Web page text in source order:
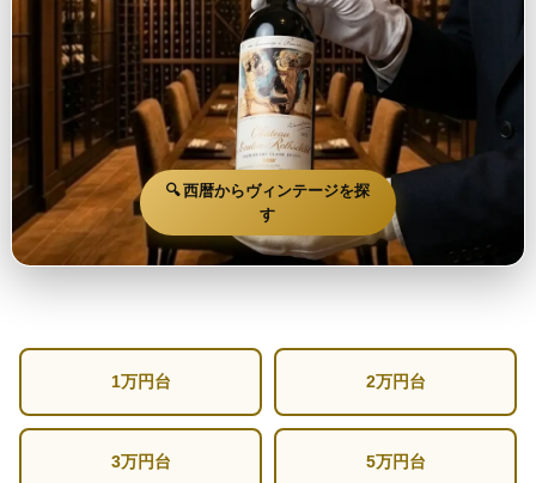
🔍 西暦からヴィンテージを探
す
1万円台 2万円台
3万円台 5万円台